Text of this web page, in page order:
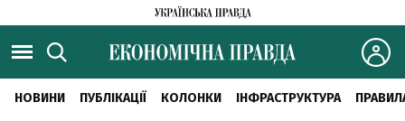
НОВИНИ ПУБЛІКАЦІЇ КОЛОНКИ ІНФРАСТРУКТУРА